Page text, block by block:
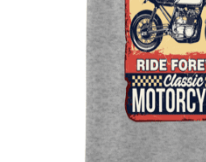
Quick View
UNISEX